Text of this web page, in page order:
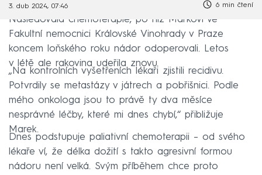
3. dub 2024, 07:46 6 min čtení
Následovala chemoterapie, po níž Markovi ve
Fakultní nemocnici Královské Vinohrady v Praze
koncem loňského roku nádor odoperovali. Letos
v létě ale rakovina udeřila znovu.
„Na kontrolních vyšetřeních lékaři zjistili recidivu.
Potvrdily se metastázy v játrech a pobřišnici. Podle
mého onkologa jsou to právě ty dva měsíce
nesprávné léčby, které mi dnes chybí,“ přibližuje
Marek.
Dnes podstupuje paliativní chemoterapii – od svého
lékaře ví, že délka dožití s takto agresivní formou
nádoru není velká. Svým příběhem chce proto